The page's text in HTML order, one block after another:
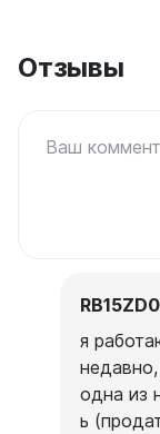
Отзывы
Ваш
я
одна из
ь